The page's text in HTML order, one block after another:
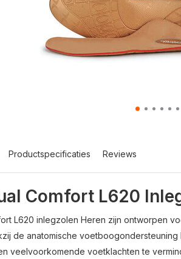
Productspecificaties Reviews
Comfort L620
L620 inlegzolen Heren zijn ontworpen
de anatomische
veelvoorkomende voetklachten te